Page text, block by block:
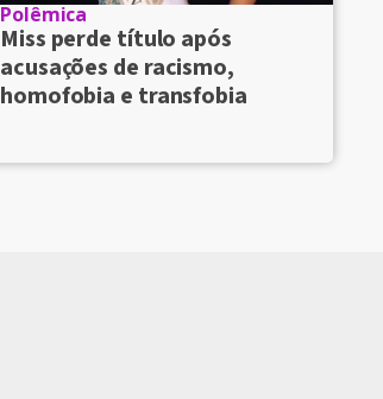
Polêmica
Miss perde título após
acusações de racismo,
homofobia e transfobia